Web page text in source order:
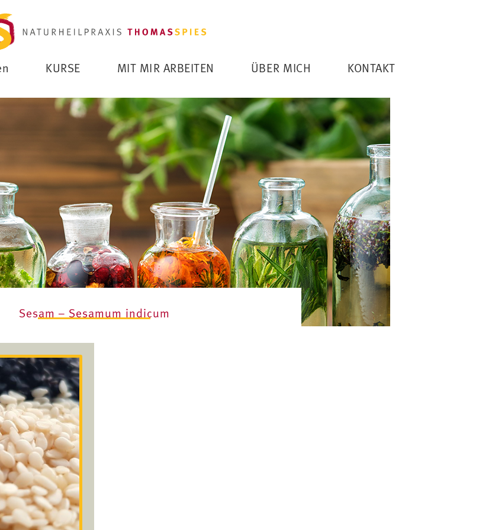
KURSE MIT MIR ARBEITEN ÜBER MICH KONTAKT
Sesam – Sesamum indicum